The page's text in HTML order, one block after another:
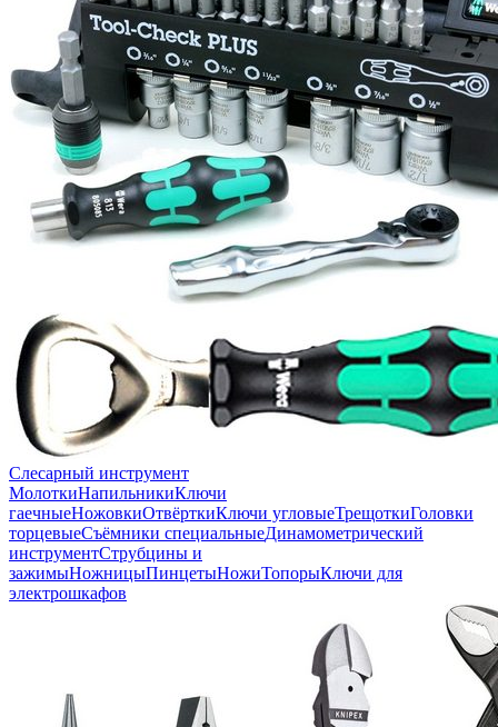
Слесарный инструмент
МолоткиНапильникиКлючи
гаечныеНожовкиОтвёрткиКлючи угловыеТрещоткиГоловки
торцевыеСъёмники специальныеДинамометрический
инструментСтрубцины и
зажимыНожницыПинцетыНожиТопорыКлючи для
электрошкафов